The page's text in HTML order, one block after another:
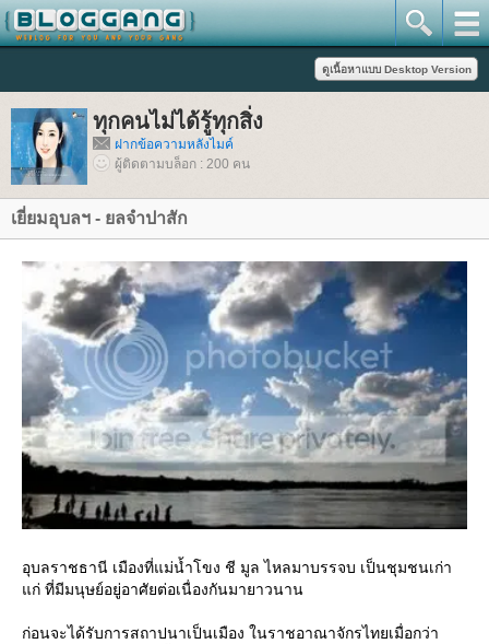
ทุกคนไม่ได้รู้ทุกสิ่ง
ฝากข้อความหลังไมค์
ผู้ติดตามบล็อก : 200 คน
เยี่ยมอุบลฯ - ยลจำปาสัก
อุบลราชธานี เมืองที่แม่น้ำโขง ชี มูล ไหลมาบรรจบ เป็นชุมชนเก่า
ก่ ที่มีมนุษย์อยู่อาศัยต่อเนื่องกันมายาวนาน
ก่อนจะได้รับการสถาปนาเป็นเมือง ในราชอาณาจักรไทยเมื่อกว่า